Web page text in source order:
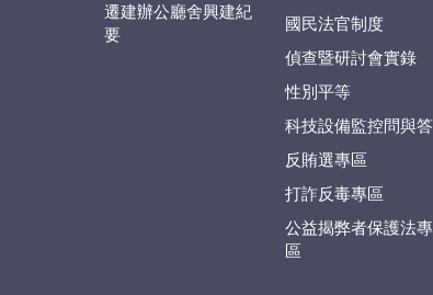
遷建辦公廳舍興建紀
要
國民法官制度
偵查暨研討會實錄
性別平等
科技設備監控問與答
反賄選專區
打詐反毒專區
公益揭弊者保護法專
區